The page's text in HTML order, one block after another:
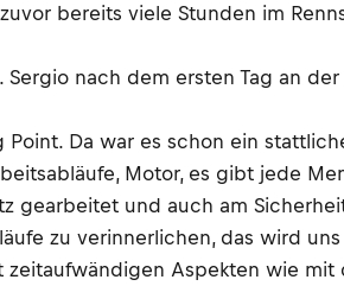
bereits viele Stunden im
nach dem ersten Tag an der
Da war es schon ein
Motor, es gibt jede
gearbeitet und auch am
zu verinnerlichen, das wird uns
zeitaufwändigen Aspekten wie mit